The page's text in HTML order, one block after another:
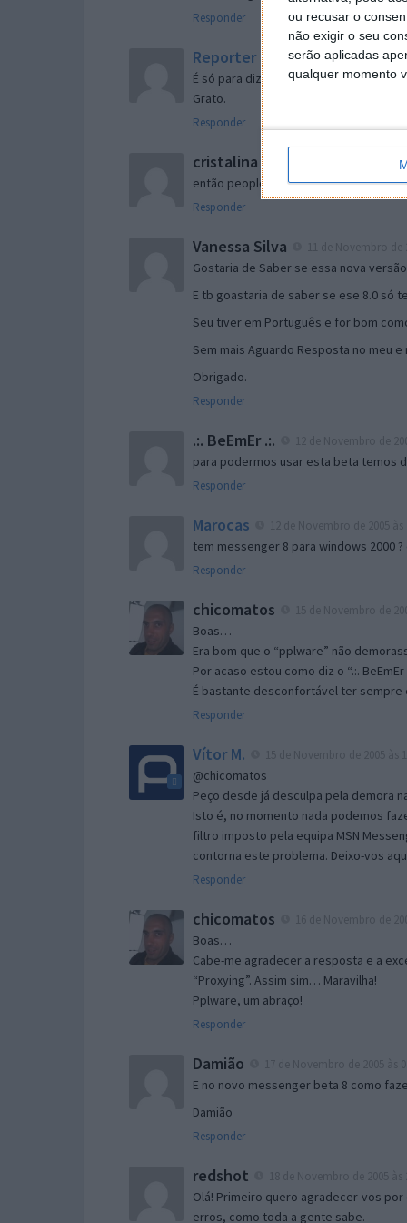
ou recusar o
não exigir o seu
serão aplicadas
qualquer momento
Responder
Reporter 7 de Novembro de 2005 às
É só para dizer que ainda não me
Grato.
Responder
cristalina 11 de Novembro de 2005
então people
Responder
Vanessa Silva
Gostaria de Saber se essa nova
E tb goastaria de saber se ese 8.0 só
Seu tiver em Português e for bom
Sem mais Aguardo Resposta no meu e
Obrigado.
Responder
.:. BeEmEr .:.
para podermos usar esta beta temos
Responder
Marocas
tem messenger 8 para windows 2000
Responder
chicomatos
Boas…
Era bom que o “pplware” não
Por acaso estou como diz o “.:.
É bastante desconfortável ter sempre
Responder
Vítor M.
@chicomatos
Peço desde já desculpa pela demora
Isto é, no momento nada podemos
filtro imposto pela equipa MSN
contorna este problema. Deixo-vos
Responder
chicomatos
Boas…
Cabe-me agradecer a resposta e a
“Proxying”. Assim sim… Maravilha!
Pplware, um abraço!
Responder
Damião
E no novo messenger beta 8 como
Damião
Responder
redshot
Olá! Primeiro quero agradecer-vos
erros, como toda a gente sabe.